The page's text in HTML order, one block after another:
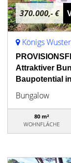
370.000,- €
Königs
Attraktiver
Baupotential
Bungalow
80 m²
WOHNFLÄCHE